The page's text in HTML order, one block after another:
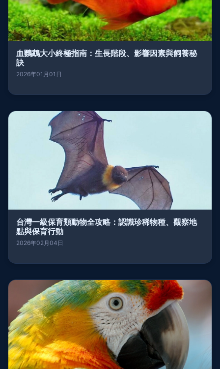
血鸚鵡大小終極指南：生長階段、影響因素與飼養秘
訣
2026年01月01日
台灣一級保育類動物全攻略：認識珍稀物種、觀察地
點與保育行動
2026年02月04日